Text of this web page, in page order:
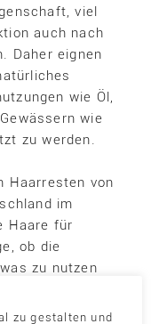
viel
auch nach
Daher eignen
wie Öl,
wie
zu werden.
Haarresten von
im
Haare für
ob die
zu nutzen
zu gestalten und